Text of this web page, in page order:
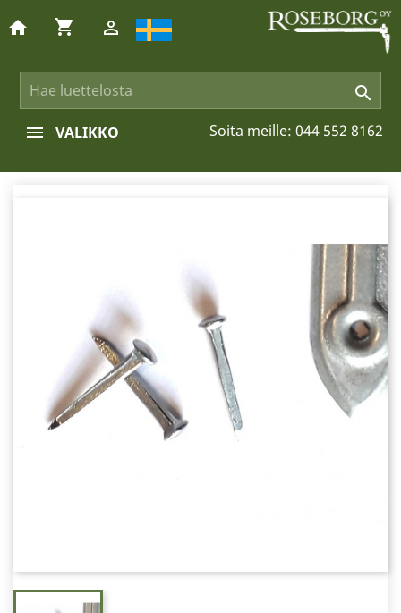

home shopping_cart 
Soita meille: 044 552 8162
VALIKKO